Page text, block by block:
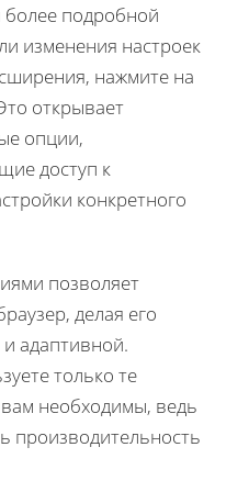
подробной
изменения настроек
нажмите на
открывает
опции,
доступ к
конкретного
позволяет
делая его
адаптивной.
только те
необходимы, ведь
производительность